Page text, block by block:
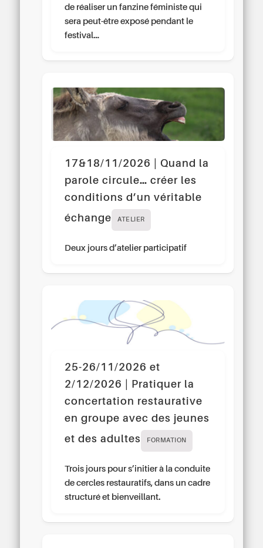
de réaliser un fanzine féministe qui
sera peut-être exposé pendant le
festival…
17&18/11/2026 | Quand la
parole circule… créer les
conditions d’un véritable
échange
ATELIER
Deux jours d’atelier participatif
25-26/11/2026 et
2/12/2026 | Pratiquer la
concertation restaurative
en groupe avec des jeunes
et des adultes
FORMATION
Trois jours pour s’initier à la conduite
de cercles restauratifs, dans un cadre
structuré et bienveillant.